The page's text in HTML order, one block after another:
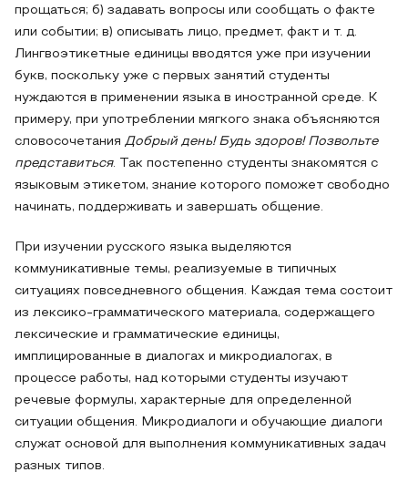
прощаться; б) задавать вопросы или сообщать о факте
или событии; в) описывать лицо, предмет, факт и т. д.
Лингвоэтикетные единицы вводятся уже при изучении
букв, поскольку уже с первых занятий студенты
нуждаются в применении языка в иностранной среде. К
примеру, при употреблении мягкого знака объясняются
словосочетания Добрый день! Будь здоров! Позвольте
представиться. Так постепенно студенты знакомятся с
языковым этикетом, знание которого поможет свободно
начинать, поддерживать и завершать общение.
При изучении русского языка выделяются
коммуникативные темы, реализуемые в типичных
ситуациях повседневного общения. Каждая тема состоит
из лексико-грамматического материала, содержащего
лексические и грамматические единицы,
имплицированные в диалогах и микродиалогах, в
процессе работы, над которыми студенты изучают
речевые формулы, характерные для определенной
ситуации общения. Микродиалоги и обучающие диалоги
служат основой для выполнения коммуникативных задач
разных типов.